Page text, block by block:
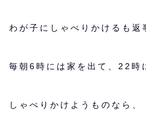
わが子にしゃべりかけるも返
毎朝6時には家を出て、22時
しゃべりかけようものなら、